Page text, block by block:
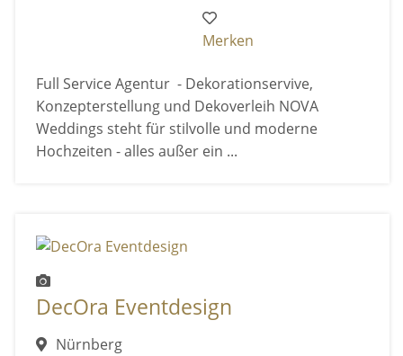
Merken
Full Service Agentur - Dekorationservive,
Konzepterstellung und Dekoverleih NOVA
Weddings steht für stilvolle und moderne
Hochzeiten - alles außer ein ...
DecOra Eventdesign
Nürnberg